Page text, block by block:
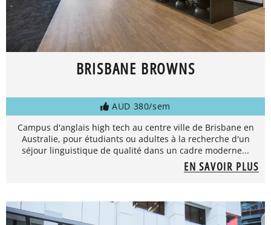
BRISBANE BROWNS
AUD 380/sem
Campus d'anglais high tech au centre ville de Brisbane en
Australie, pour étudiants ou adultes à la recherche d'un
séjour linguistique de qualité dans un cadre moderne...
EN SAVOIR PLUS